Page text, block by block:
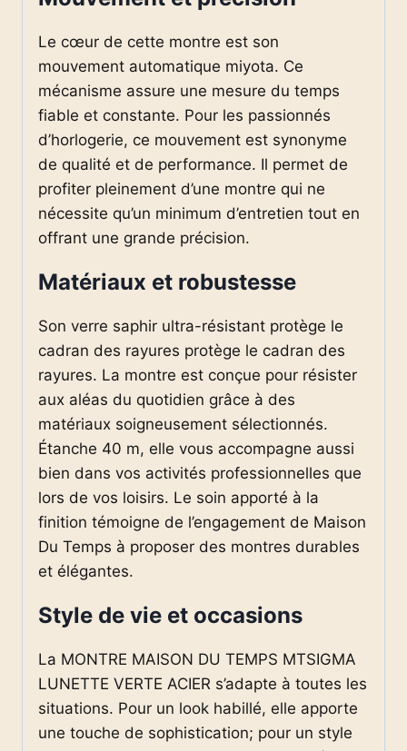
Le cœur de cette montre est son
mouvement automatique miyota. Ce
mécanisme assure une mesure du temps
fiable et constante. Pour les passionnés
d’horlogerie, ce mouvement est synonyme
de qualité et de performance. Il permet de
profiter pleinement d’une montre qui ne
nécessite qu’un minimum d’entretien tout en
offrant une grande précision.
Matériaux et robustesse
Son verre saphir ultra-résistant protège le
cadran des rayures protège le cadran des
rayures. La montre est conçue pour résister
aux aléas du quotidien grâce à des
matériaux soigneusement sélectionnés.
Étanche 40 m, elle vous accompagne aussi
bien dans vos activités professionnelles que
lors de vos loisirs. Le soin apporté à la
finition témoigne de l’engagement de Maison
Du Temps à proposer des montres durables
et élégantes.
Style de vie et occasions
La MONTRE MAISON DU TEMPS MTSIGMA
LUNETTE VERTE ACIER s’adapte à toutes les
situations. Pour un look habillé, elle apporte
une touche de sophistication; pour un style